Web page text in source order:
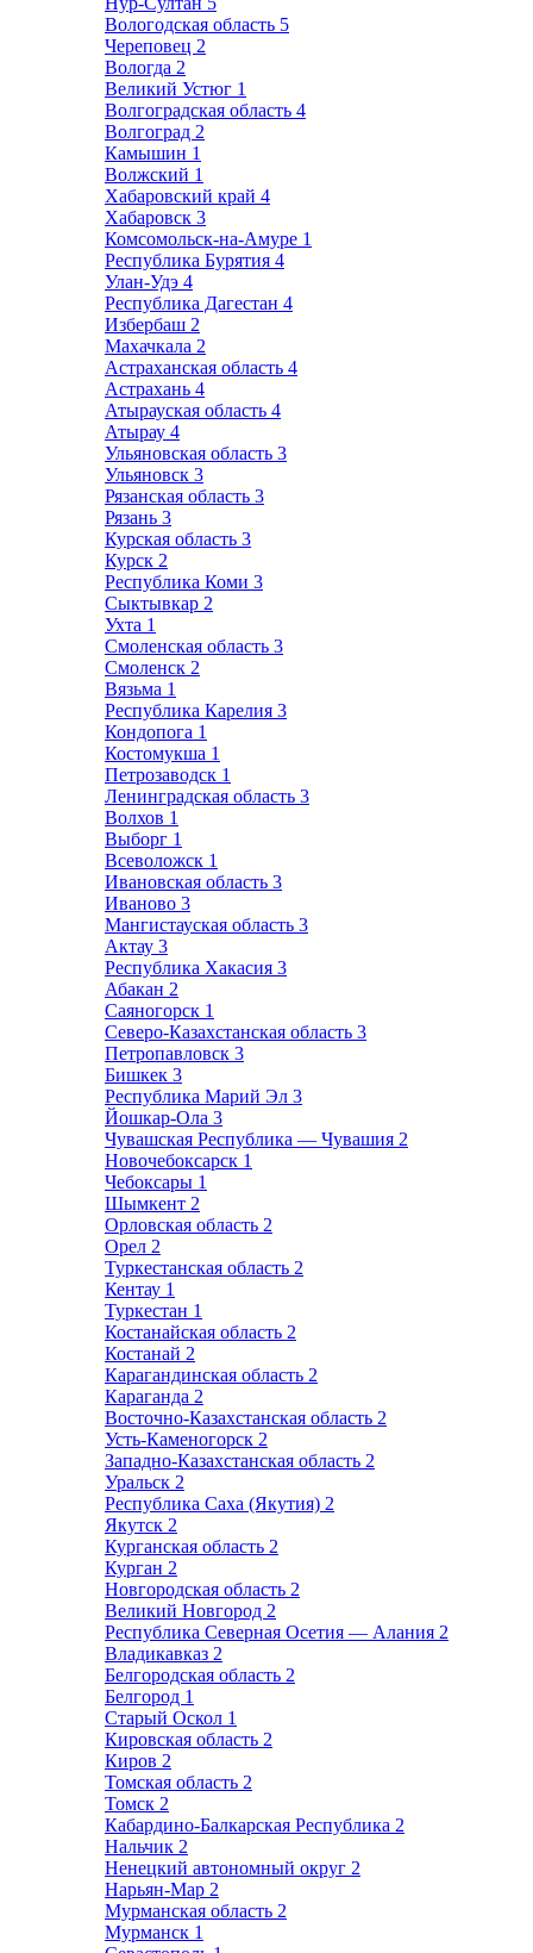
Вологодская область 5
Череповец 2
Вологда 2
Великий Устюг 1
Волгоградская область 4
Волгоград 2
Камышин 1
Волжский 1
Хабаровский край 4
Хабаровск 3
Комсомольск-на-Амуре 1
Республика Бурятия 4
Улан-Удэ 4
Республика Дагестан 4
Избербаш 2
Махачкала 2
Астраханская область 4
Астрахань 4
Атырауская область 4
Атырау 4
Ульяновская область 3
Ульяновск 3
Рязанская область 3
Рязань 3
Курская область 3
Курск 2
Республика Коми 3
Сыктывкар 2
Ухта 1
Смоленская область 3
Смоленск 2
Вязьма 1
Республика Карелия 3
Кондопога 1
Костомукша 1
Петрозаводск 1
Ленинградская область 3
Волхов 1
Выборг 1
Всеволожск 1
Ивановская область 3
Иваново 3
Мангистауская область 3
Актау 3
Республика Хакасия 3
Абакан 2
Саяногорск 1
Северо-Казахстанская область 3
Петропавловск 3
Бишкек 3
Республика Марий Эл 3
Йошкар-Ола 3
Чувашская Республика — Чувашия 2
Новочебоксарск 1
Чебоксары 1
Шымкент 2
Орловская область 2
Орел 2
Туркестанская область 2
Кентау 1
Туркестан 1
Костанайская область 2
Костанай 2
Карагандинская область 2
Караганда 2
Восточно-Казахстанская область 2
Усть-Каменогорск 2
Западно-Казахстанская область 2
Уральск 2
Республика Саха (Якутия) 2
Якутск 2
Курганская область 2
Курган 2
Новгородская область 2
Великий Новгород 2
Республика Северная Осетия — Алания 2
Владикавказ 2
Белгородская область 2
Белгород 1
Старый Оскол 1
Кировская область 2
Киров 2
Томская область 2
Томск 2
Кабардино-Балкарская Республика 2
Нальчик 2
Ненецкий автономный округ 2
Нарьян-Мар 2
Мурманская область 2
Мурманск 1